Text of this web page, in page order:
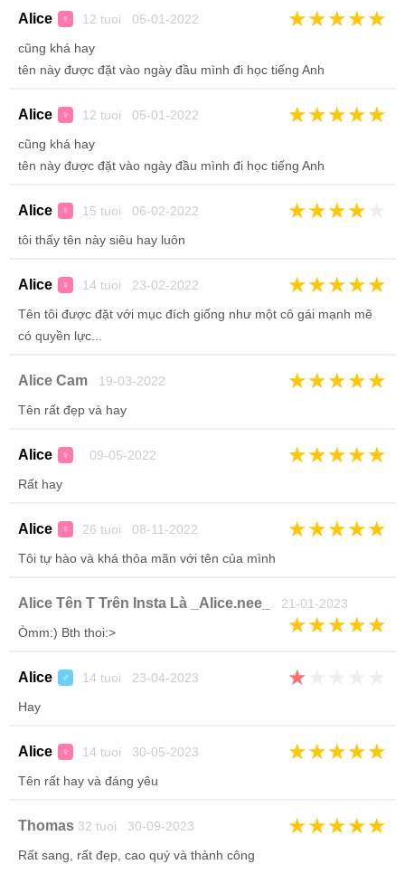
Alice ♀ 12 tuoi 05-01-2022 ★★★★★
cũng khá hay
tên này được đặt vào ngày đầu mình đi học tiếng Anh
Alice ♀ 12 tuoi 05-01-2022 ★★★★★
cũng khá hay
tên này được đặt vào ngày đầu mình đi học tiếng Anh
Alice ♀ 15 tuoi 06-02-2022 ★★★★
tôi thấy tên này siêu hay luôn
Alice ♀ 14 tuoi 23-02-2022 ★★★★★
Tên tôi được đặt với mục đích giống như một cô gái mạnh mẽ
có quyền lực...
Alice Cam 19-03-2022 ★★★★★
Tên rất đẹp và hay
Alice ♀ 09-05-2022 ★★★★★
Rất hay
Alice ♀ 26 tuoi 08-11-2022 ★★★★★
Tôi tự hào và khá thỏa mãn với tên của mình
Alice Tên T Trên Insta Là _Alice.nee_ 21-01-2023
★★★★★
Òmm:) Bth thoi:>
Alice ♂ 14 tuoi 23-04-2023 ★
Hay
Alice ♀ 14 tuoi 30-05-2023 ★★★★★
Tên rất hay và đáng yêu
Thomas 32 tuoi 30-09-2023 ★★★★★
Rất sang, rất đẹp, cao quý và thành công